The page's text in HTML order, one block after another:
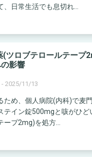
、日常生活でも息切れ...
(ツロブテロールテープ
影響
- 2025/11/13
ため、個人病院(内科)で麦
テイン錠500mgと咳がひど
ープ2mg)を処方...